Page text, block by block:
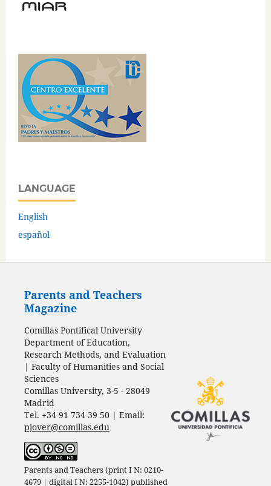
LANGUAGE
English
español
Parents and Teachers
Magazine
Comillas Pontifical University
Department of Education,
Research Methods, and Evaluation
| Faculty of Humanities and Social
Sciences
Comillas University, 3-5 - 28049
Madrid
Tel. +34 91 734 39 50 | Email:
pjover@comillas.edu
Parents and Teachers (print I N: 0210-
4679 | digital I N: 2255-1042) published